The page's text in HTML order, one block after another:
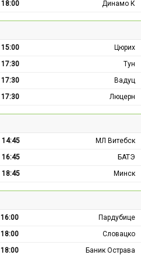
18:00 Динамо К
15:00
Цюрих
17:30
Тун
17:30
Вадуц
17:30 Люцерн
14:45
МЛ Витебск
16:45
БАТЭ
18:45 Минск
16:00
Пардубице
18:00
Словацко
18:00
Баник Острава